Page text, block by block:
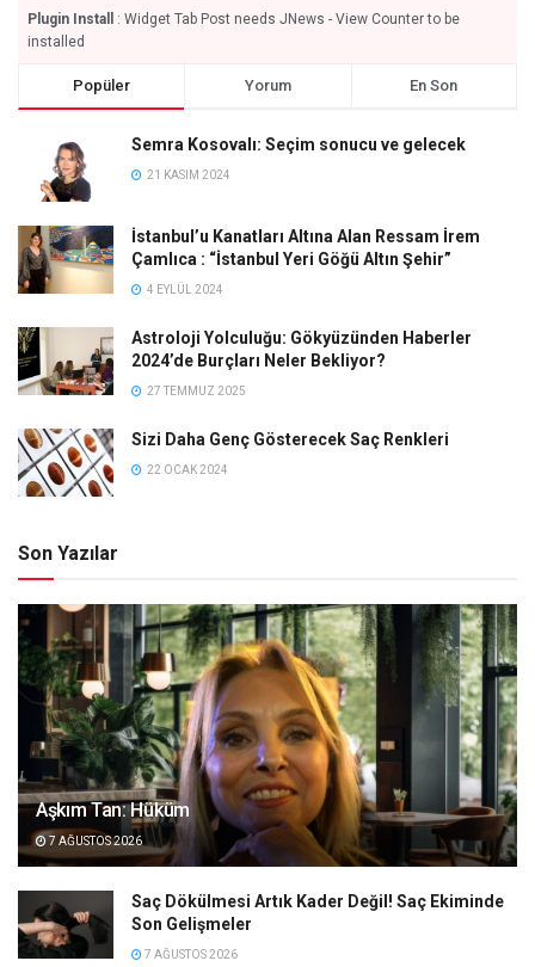
Plugin Install
: Widget Tab Post needs JNews - View Counter to be
installed
Popüler Yorum En Son
Semra Kosovalı: Seçim sonucu ve gelecek
21 KASIM 2024
İstanbul’u Kanatları Altına Alan Ressam İrem
Çamlıca : “İstanbul Yeri Göğü Altın Şehir”
4 EYLÜL 2024
Astroloji Yolculuğu: Gökyüzünden Haberler
2024’de Burçları Neler Bekliyor?
27 TEMMUZ 2025
Sizi Daha Genç Gösterecek Saç Renkleri
22 OCAK 2024
Son Yazılar
Aşkım Tan: Hüküm
7 AĞUSTOS 2026
Saç Dökülmesi Artık Kader Değil! Saç Ekiminde
Son Gelişmeler
7 AĞUSTOS 2026